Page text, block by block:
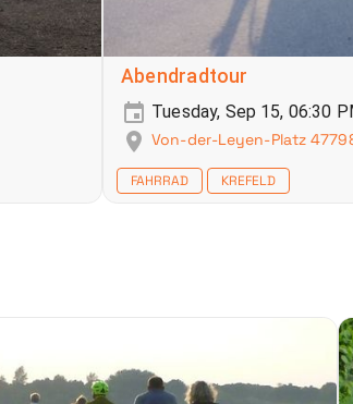
Abendradtour
Tuesday, Sep 15, 06:30
Von-der-Leyen-Platz
FAHRRAD KREFELD